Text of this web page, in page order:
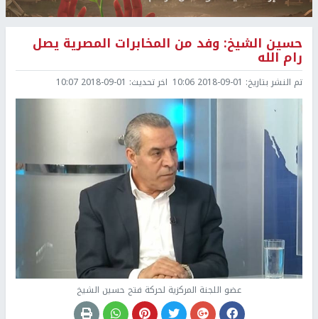
حسين الشيخ: وفد من المخابرات المصرية يصل
رام الله
تم النشر بتاريخ: 2018-09-01 10:06 اخر تحديث: 2018-09-01 10:07
عضو اللجنة المركزية لحركة فتح حسين الشيخ